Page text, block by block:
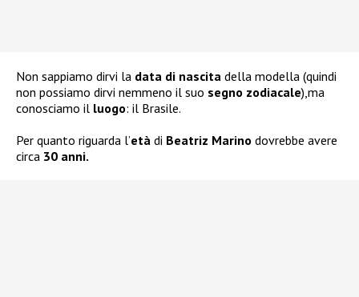
Non sappiamo dirvi la data di nascita della modella (quindi
non possiamo dirvi nemmeno il suo segno zodiacale),ma
conosciamo il luogo: il Brasile.
Per quanto riguarda l’età di Beatriz Marino dovrebbe avere
circa 30 anni.